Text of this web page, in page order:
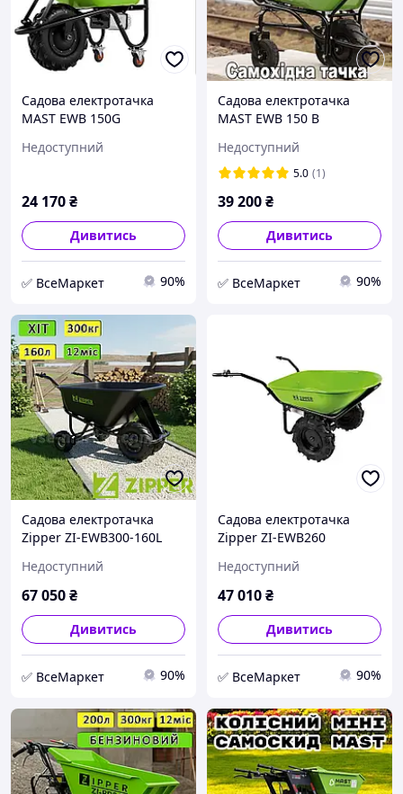
Садова електротачка
MAST EWB 150G
мотором і
Недоступний
24 170₴
Дивитись
✅ ВсеМаркет 90%
Садова електротачка
MAST EWB 150 B
мотором і
електроприводом
Недоступний
5.0 (1)
39 200₴
Дивитись
✅ ВсеМаркет 90%
Садова електротачка
Zipper ZI-EWB300-160L
мотором і
електроприводом
Недоступний
67 050₴
Дивитись
✅ ВсеМаркет 90%
Садова електротачка
Zipper ZI-EWB260
мотором і
електроприводом
Недоступний
47 010₴
Дивитись
✅ ВсеМаркет 90%